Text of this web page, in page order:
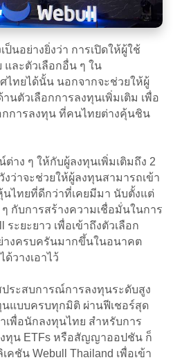
ป็นอย่างยิ่งว่า การเปิดให้ผู้ใช้
และตัวเลือกอื่น ๆ ใน
ไทยได้นั้น นอกจากจะช่วยให้ผู้
นตัวเลือกการลงทุนเพิ่มเติม เพื่อ
กการลงทุน ที่คนไทยต่างคุ้นชิน
าง ๆ ให้กับผู้ลงทุนเพิ่มเติมถึง 2
งว่าจะช่วยให้ผู้ลงทุนสามารถเข้า
ไทยที่ดีกว่าที่เคยมีมา นับตั้งแต่
กับการสร้างความเชื่อมั่นในการ
ะยะยาว เพื่อเข้าถึงตัวเลือก
งครบครันมากขึ้นในอนาคต
วางเอาไว้
ระสบการณ์การลงทุนระดับสูง
นแบบครบทุกมิติ ผ่านฟีเชอร์สุด
เพื่อนักลงทุนไทย สำหรับการ
ทุน ETFs หรือสัญญาออปชัน ก็
ชัน Webull Thailand เพื่อเข้า